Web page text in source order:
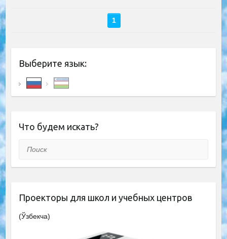
1
Выберите язык:
Что будем искать?
Поиск
Проекторы для школ и учебных центров
(Ўзбекча)